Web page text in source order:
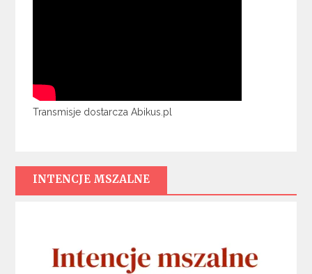
Transmisje dostarcza Abikus.pl
INTENCJE MSZALNE